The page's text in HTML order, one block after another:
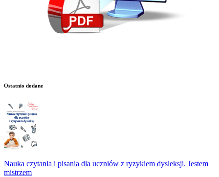
Ostatnio dodane
Nauka czytania i pisania dla uczniów z ryzykiem dysleksji. Jestem
mistrzem